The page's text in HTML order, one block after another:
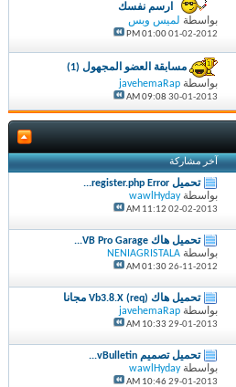
ارسم نفسك
بواسطةلميس وبس
01-02-2012
01:00 PM
مسابقة العضو المجهول (1)
بواسطةjavehemaRap
30-01-2013
09:08 AM
آخر مشاركة
تحميل register.php Error...
بواسطةwawlHyday
02-02-2013
11:12 AM
تحميل هاك VB Pro Garage...
بواسطةNENIAGRISTALA
26-11-2012
01:30 AM
تحميل هاك (req) Vb3.8.X مجانا
بواسطةjavehemaRap
29-01-2013
10:33 AM
تحميل تصميم vBulletin...
بواسطةwawlHyday
29-01-2013
10:46 AM